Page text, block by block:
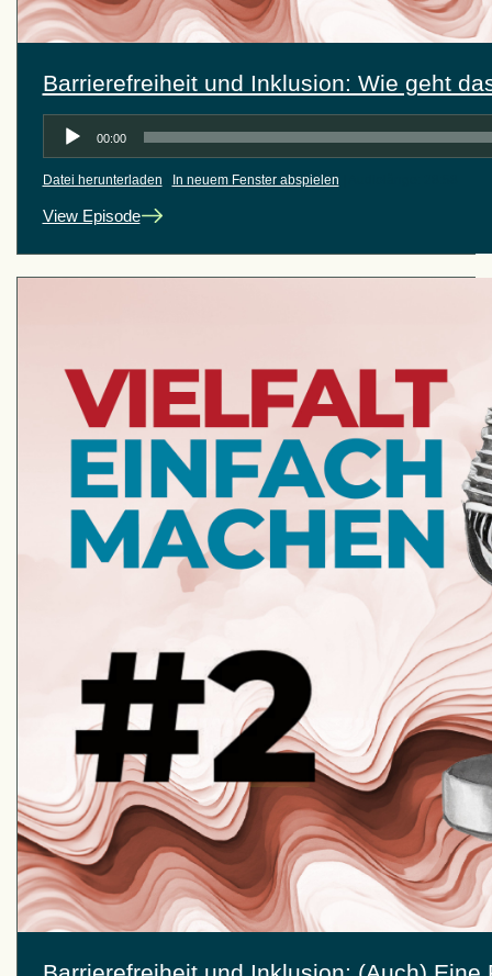
Barrierefreiheit und Inklusion: Wie geht
Audio-
Player
00:00
Datei herunterladen In neuem Fenster abspielen
View Episode